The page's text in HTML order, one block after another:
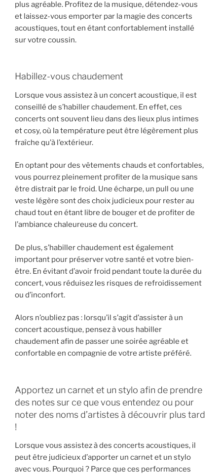
plus agréable. Profitez de la musique, détendez-vous
et laissez-vous emporter par la magie des concerts
acoustiques, tout en étant confortablement installé
sur votre coussin.
Habillez-vous chaudement
Lorsque vous assistez à un concert acoustique, il est
conseillé de s’habiller chaudement. En effet, ces
concerts ont souvent lieu dans des lieux plus intimes
et cosy, où la température peut être légèrement plus
fraîche qu’à l’extérieur.
En optant pour des vêtements chauds et confortables,
vous pourrez pleinement profiter de la musique sans
être distrait par le froid. Une écharpe, un pull ou une
veste légère sont des choix judicieux pour rester au
chaud tout en étant libre de bouger et de profiter de
l’ambiance chaleureuse du concert.
De plus, s’habiller chaudement est également
important pour préserver votre santé et votre bien-
être. En évitant d’avoir froid pendant toute la durée du
concert, vous réduisez les risques de refroidissement
ou d’inconfort.
Alors n’oubliez pas : lorsqu’il s’agit d’assister à un
concert acoustique, pensez à vous habiller
chaudement afin de passer une soirée agréable et
confortable en compagnie de votre artiste préféré.
Apportez un carnet et un stylo afin de prendre
des notes sur ce que vous entendez ou pour
noter des noms d’artistes à découvrir plus tard
!
Lorsque vous assistez à des concerts acoustiques, il
peut être judicieux d’apporter un carnet et un stylo
avec vous. Pourquoi ? Parce que ces performances